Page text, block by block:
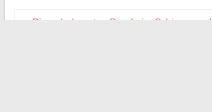
Die unbekannten Berufe im